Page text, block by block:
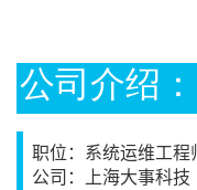
公司介绍：
职位：系统运维工程
公司：上海大事科技